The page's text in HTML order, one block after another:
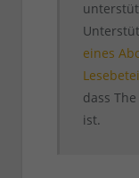
eines
dass
ist.